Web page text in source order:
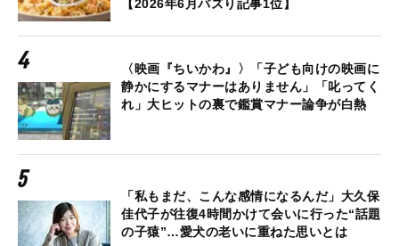
【2026年6月バズり記事1位】
〈映画『ちいかわ』〉「子ども向けの映画に
静かにするマナーはありません」「叱ってく
れ」大ヒットの裏で鑑賞マナー論争が白熱
「私もまだ、こんな感情になるんだ」大久保
佳代子が往復4時間かけて会いに行った“話題
の子猿”…愛犬の老いに重ねた思いとは